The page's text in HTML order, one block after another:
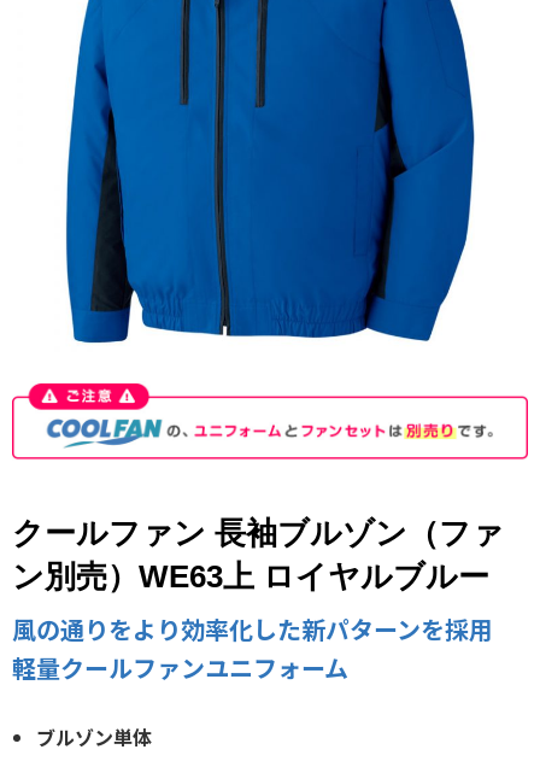
クールファン 長袖ブルゾン（ファ
ン別売）WE63上 ロイヤルブルー
風の通りをより効率化した新パターンを採用
軽量クールファンユニフォーム
ブルゾン単体